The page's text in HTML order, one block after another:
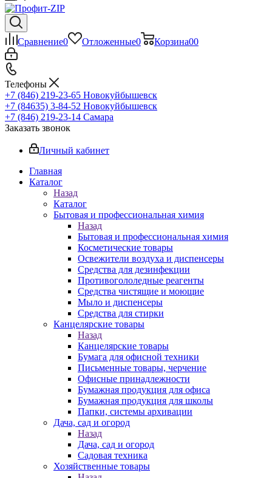
Сравнение0 Отложенные0 Корзина00
Телефоны
+7 (846) 219-23-65 Новокуйбышевск
+7 (84635) 3-84-52 Новокуйбышевск
+7 (846) 219-23-14 Самара
Заказать звонок
Личный кабинет
Главная
Каталог
Назад
Каталог
Бытовая и профессиональная химия
Назад
Бытовая и профессиональная химия
Косметические товары
Освежители воздуха и диспенсеры
Средства для дезинфекции
Противогололедные реагенты
Средства чистящие и моющие
Мыло и диспенсеры
Средства для стирки
Канцелярские товары
Назад
Канцелярские товары
Бумага для офисной техники
Письменные товары, черчение
Офисные принадлежности
Бумажная продукция для офиса
Бумажная продукция для школы
Папки, системы архивации
Дача, сад и огород
Назад
Дача, сад и огород
Садовая техника
Хозяйственные товары